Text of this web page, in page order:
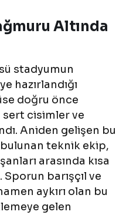
Altında
stadyumun
hazırlandığı
doğru önce
sert cisimler ve
Aniden gelişen bu
teknik ekip,
arasında kısa
barışçıl ve
aykırı olan bu
gelen